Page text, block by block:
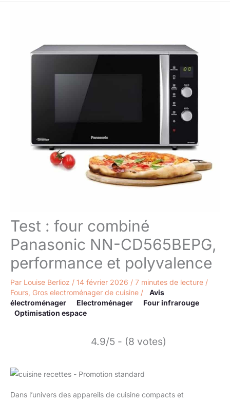
Test : four combiné
Panasonic NN-CD565BEPG,
performance et polyvalence
Par Louise Berlioz / 14 février 2026 / 7 minutes de lecture /
Fours Gros electroménager de cuisine /
Avis
électroménager
Electroménager
Four infrarouge
Optimisation espace
4.9/5 - (8 votes)
Dans l’univers des appareils de cuisine compacts et